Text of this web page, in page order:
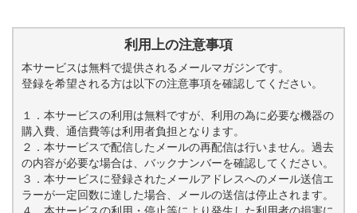
利用上の注意事項
本サービスは無料で提供されるメールマガジンです。
登録を希望される方は以下の注意事項を確認してください。
１．本サービスの利用は無料ですが、利用の為に必要な機器の
購入費、通信費等は利用者負担となります。
２．本サービスで配信したメールの再配信は行いません。過去
の内容が必要な場合は、バックナンバーを確認してください。
３．本サービスに登録されたメールアドレスへのメール送信エ
ラーが一定回数に達した場合、メールの送信は停止されます。
４．本サービスの利用・停止等により発生した利用者の損害に